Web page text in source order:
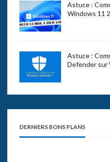
Astuce :
Windows 11
Astuce :
Defender sur
DERNIERS BONS PLANS